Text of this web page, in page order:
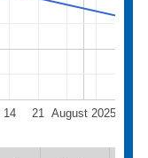
August 2025
14 21